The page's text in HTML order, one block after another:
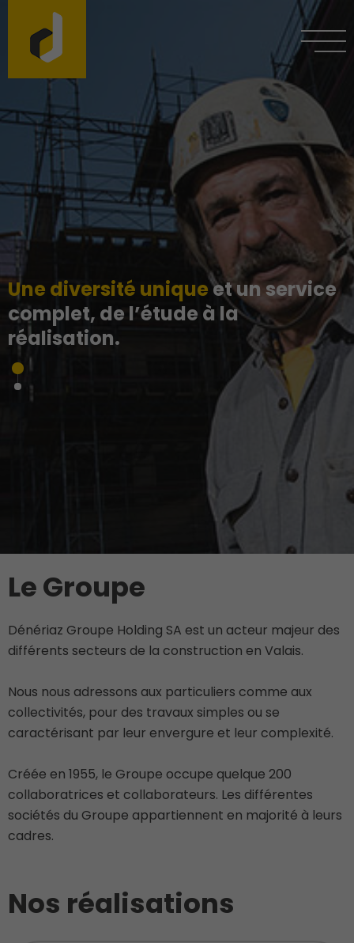
Une diversité uniqueet un service
complet, de l’étude à la
réalisation.
Le Groupe
Dénériaz Groupe Holding SA est un acteur majeur des
différents secteurs de la construction en Valais.
Nous nous adressons aux particuliers comme aux
collectivités, pour des travaux simples ou se
caractérisant par leur envergure et leur complexité.
Créée en 1955, le Groupe occupe quelque 200
collaboratrices et collaborateurs. Les différentes
sociétés du Groupe appartiennent en majorité à leurs
cadres.
Nos réalisations